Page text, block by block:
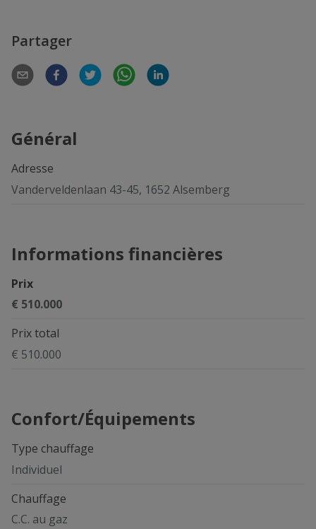
Partager
Général
Adresse
Vanderveldenlaan 43-45, 1652 Alsemberg
Informations financières
Prix
€ 510.000
Prix total
€ 510.000
Confort/Équipements
Type chauffage
Individuel
Chauffage
C.C. au gaz